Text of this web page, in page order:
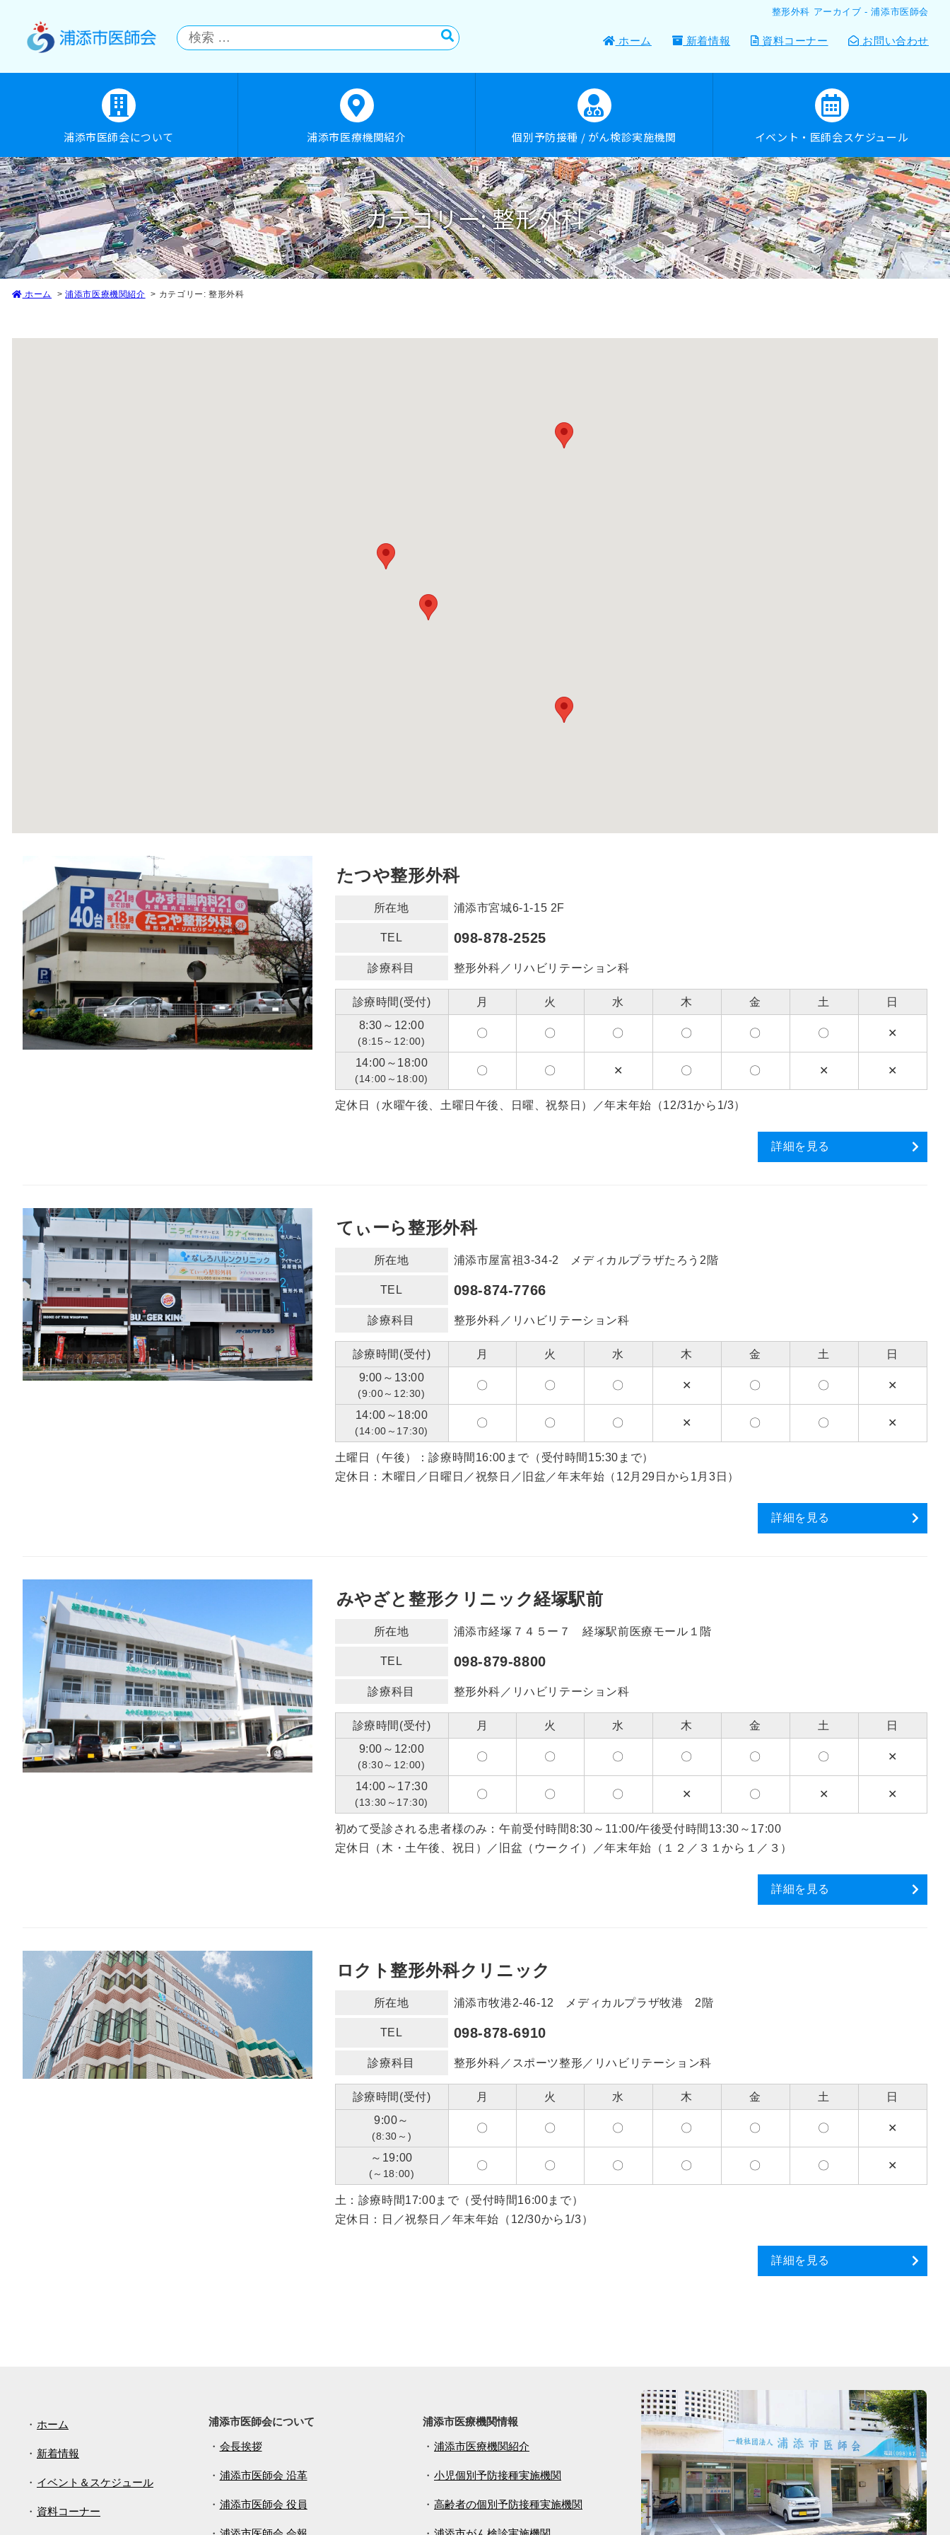
整形外科 アーカイブ - 浦添市医師会
ホーム 新着情報 資料コーナー お問い合わせ
浦添市医師会について 浦添市医療機関紹介 個別予防接種 / がん検診実施機関 イベント・医師会スケジュール
カテゴリー:整形外科
ホーム 浦添市医療機関紹介 カテゴリー:整形外科
たつや整形外科
所在地 浦添市宮城6-1-15 2F
TEL 098-878-2525
診療科目 整形外科／リハビリテーション科
診療時間(受付) 月 火 水 木 金 土
日
8:30～12:00
(8:15～12:00)
〇 〇 〇 〇 〇 〇 ✕
14:00～18:00
(14:00～18:00)
〇 〇 ✕ 〇 〇 ✕ ✕
定休日（水曜午後、土曜日午後、日曜、祝祭日）／年末年始（12/31から1/3）
詳細を見る
てぃーら整形外科
所在地 浦添市屋富祖3-34-2 メディカルプラザたろう2階
TEL 098-874-7766
診療科目 整形外科／リハビリテーション科
診療時間(受付) 月 火 水 木 金 土
日
9:00～13:00
(9:00～12:30)
〇 〇 〇 ✕ 〇 〇 ✕
14:00～18:00
(14:00～17:30)
〇 〇 〇 ✕ 〇 〇 ✕
土曜日（午後）：診療時間16:00まで（受付時間15:30まで）
定休日：木曜日／日曜日／祝祭日／旧盆／年末年始（12月29日から1月3日）
詳細を見る
みやざと整形クリニック経塚駅前
所在地 浦添市経塚７４５ー７ 経塚駅前医療モール１階
TEL 098-879-8800
診療科目 整形外科／リハビリテーション科
診療時間(受付) 月 火 水 木 金 土
日
9:00～12:00
(8:30～12:00)
〇 〇 〇 〇 〇 〇 ✕
14:00～17:30
(13:30～17:30)
〇 〇 〇 ✕ 〇 ✕ ✕
初めて受診される患者様のみ：午前受付時間8:30～11:00/午後受付時間13:30～17:00
定休日（木・土午後、祝日）／旧盆（ウークイ）／年末年始（１２／３１から１／３）
詳細を見る
ロクト整形外科クリニック
所在地 浦添市牧港2-46-12 メディカルプラザ牧港 2階
TEL 098-878-6910
診療科目 整形外科／スポーツ整形／リハビリテーション科
診療時間(受付) 月 火 水 木 金 土
日
9:00～
(8:30～)
〇 〇 〇 〇 〇 〇 ✕
～19:00
(～18:00)
〇 〇 〇 〇 〇 〇 ✕
土：診療時間17:00まで（受付時間16:00まで）
定休日：日／祝祭日／年末年始（12/30から1/3）
詳細を見る
ホーム
新着情報
イベント＆スケジュール
資料コーナー
浦添市医師会について
会長挨拶
浦添市医師会 沿革
浦添市医師会 役員
浦添市医療機関情報
浦添市医療機関紹介
小児個別予防接種実施機関
高齢者の個別予防接種実施機関